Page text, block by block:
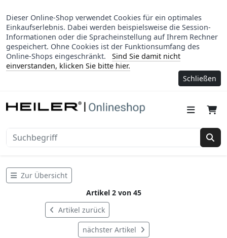
Dieser Online-Shop verwendet Cookies für ein optimales
Einkaufserlebnis. Dabei werden beispielsweise die Session-
Informationen oder die Spracheinstellung auf Ihrem Rechner
gespeichert. Ohne Cookies ist der Funktionsumfang des
Online-Shops eingeschränkt.
Sind Sie damit nicht
einverstanden, klicken Sie bitte hier.
Schließen
Zur Übersicht
Artikel zurück
Artikel 2 von 45
nächster Artikel